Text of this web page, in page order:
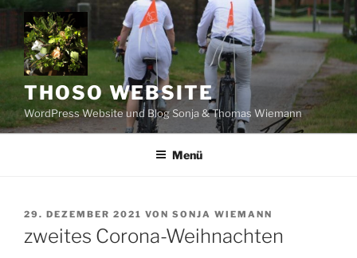
Zum
Inhalt
springen
THOSO WEBSITE
WordPress Website und Blog Sonja & Thomas Wiemann
Menü
VERÖFFENTLICHT
29. DEZEMBER 2021 VON SONJA WIEMANN
zweites Corona-Weihnachten